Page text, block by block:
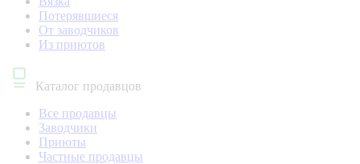
Потерявшиеся
От заводчиков
Из приютов
Каталог продавцов
Все продавцы
Заводчики
Приюты
Частные продавцы